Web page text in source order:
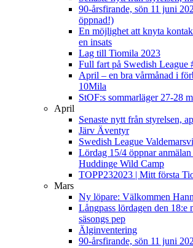
90-årsfirande, sön 11 juni
öppnad!)
En möjlighet att knyta
en insats
Lag till Tiomila 2023
Full fart på Swedish League
April – en bra vårmånad i
10Mila
StOF:s sommarläger 27-28
April
Senaste nytt från styrelsen,
Järv Äventyr
Swedish League
Lördag 15/4 öppnar
Huddinge Wild Camp
TOPP232023 | Mitt första
Mars
Ny löpare: Välkommen
Långpass lördagen den 18:e
säsongs pep
Älginventering
90-årsfirande, sön 11 juni